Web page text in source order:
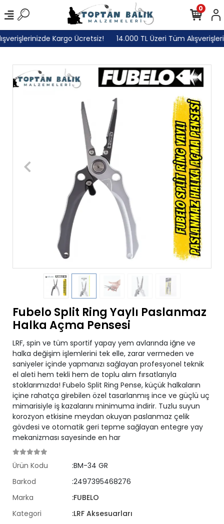
Kargo Ücretsiz! 14.000 TL Üzeri Tüm
0
Fubelo Split Ring Yaylı Paslanmaz
Halka Açma Pensesi
LRF, spin ve tüm sportif yapay yem avlarında iğne ve
halka değişim işlemlerini tek elle, zarar vermeden ve
saniyeler içinde yapmanızı sağlayan profesyonel teknik
el aleti hem tekli hem de toplu alım fırsatlarıyla
stoklarımızda! Fubelo Split Ring Pense, küçük halkaların
içine rahatça girebilen özel tasarlanmış ince ve güçlü uç
mimarisiyle iş kazalarını minimuma indirir. Tuzlu suyun
korozyon etkisine meydan okuyan paslanmaz çelik
gövdesi ve otomatik geri tepme sağlayan entegre yay
mekanizması sayesinde en har
Ürün Kodu
:BM-34 GR
Barkod
:2497395468276
Marka
:FUBELO
Kategori
:LRF Aksesuarları